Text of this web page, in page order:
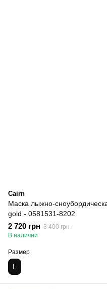
Cairn
Маска лыжно-
gold - 0581531-8202
2 720 грн 3 400 грн
В наличии
Размер
L